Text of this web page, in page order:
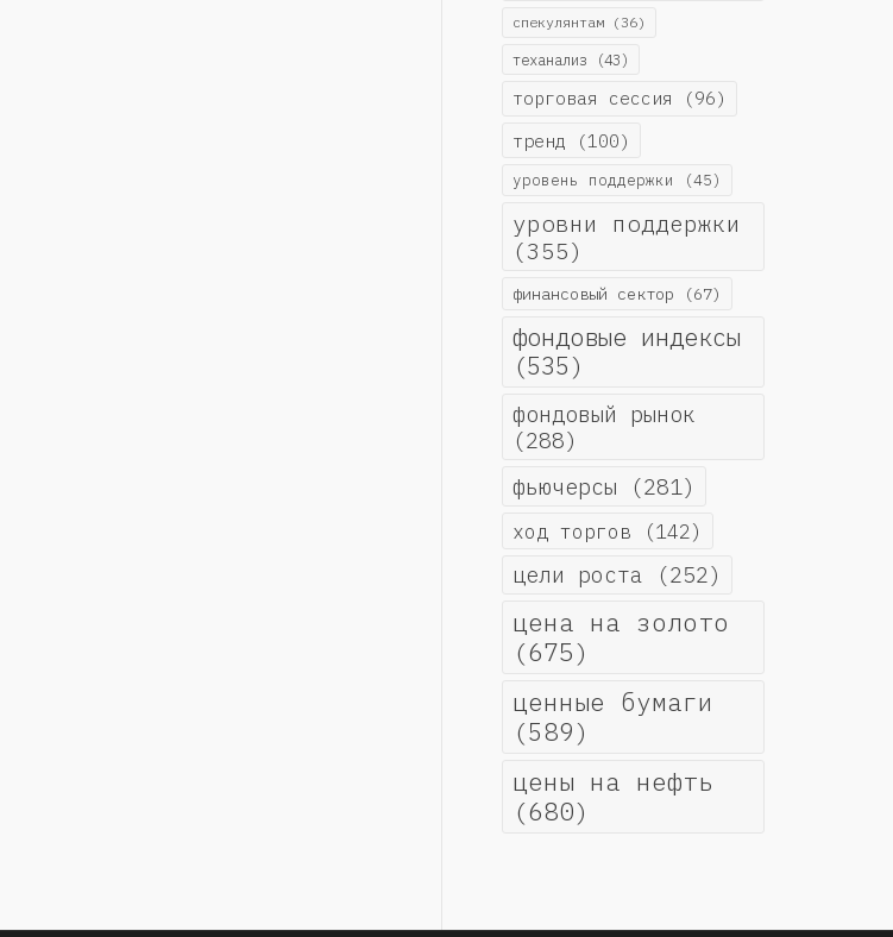
спекулянтам(36)
теханализ (43)
торговая сессия (96)
тренд (100)
уровень поддержки (45)
уровни поддержки
(355)
финансовый сектор (67)
фондовые индексы
(535)
фондовый рынок
(288)
фьючерсы (281)
ход торгов (142)
цели роста (252)
цена на золото
(675)
ценные бумаги
(589)
цены на нефть
(680)